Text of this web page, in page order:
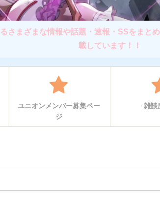
さまざまな情報や話題・速報・SSをまと
載しています！！
ユニオンメンバー募集ペー
ジ
雑談